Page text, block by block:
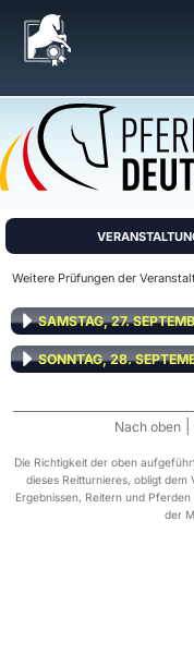
Weitere Prüfungen der
SAMSTAG, 27.
SONNTAG, 28.
Nach oben
Die Richtigkeit der oben
dieses Reitturnieres, obligt
Ergebnissen, Reitern und
der